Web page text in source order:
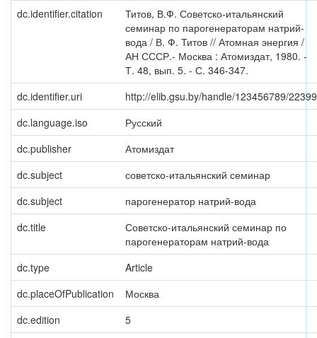
dc.identifier.citation
Титов, В.Ф. Советско-итальянский
семинар по парогенераторам натрий-
вода / В. Ф. Титов // Атомная энергия /
АН СССР.- Москва : Атомиздат, 1980. -
Т. 48, вып. 5. - С. 346-347.
dc.identifier.uri
http://elib.gsu.by/handle/123456789/22399
dc.language.iso
Русский
dc.publisher
Атомиздат
dc.subject
советско-итальянский семинар
dc.subject
парогенератор натрий-вода
dc.title
Советско-итальянский семинар по
парогенераторам натрий-вода
dc.type
Article
dc.placeOfPublication
Москва
dc.edition
5